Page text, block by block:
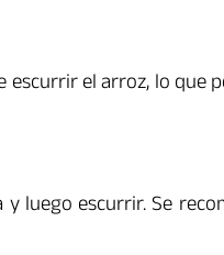
escurrir el arroz, lo
luego escurrir. Se